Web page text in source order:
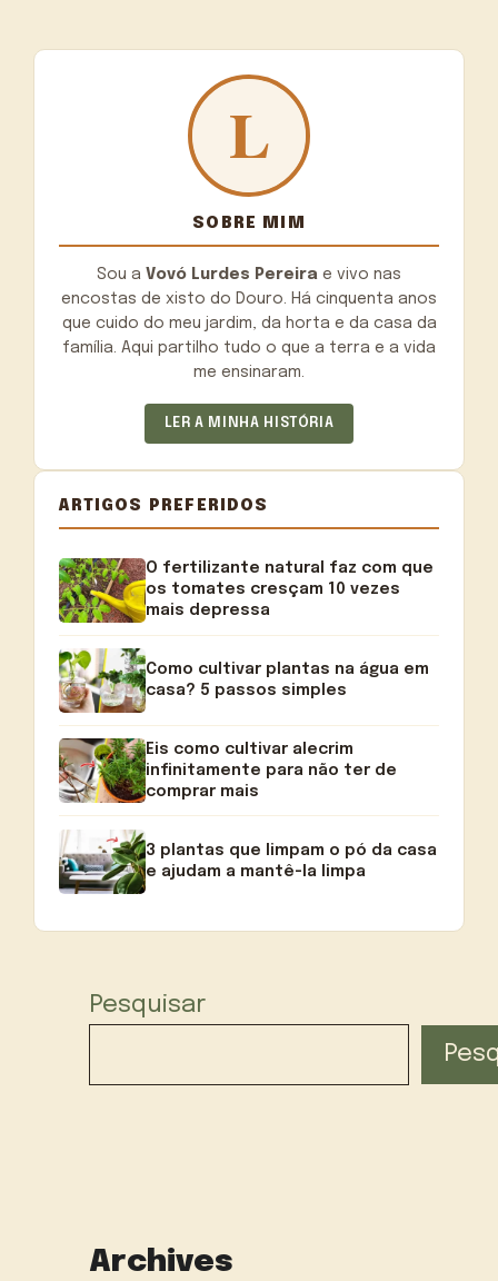
SOBRE MIM
Sou a Vovó Lurdes Pereira e vivo nas
encostas de xisto do Douro. Há cinquenta anos
que cuido do meu jardim, da horta e da casa da
família. Aqui partilho tudo o que a terra e a vida
me ensinaram.
LER A MINHA HISTÓRIA
ARTIGOS PREFERIDOS
O fertilizante natural faz com que
os tomates cresçam 10 vezes
mais depressa
Como cultivar plantas na água em
casa? 5 passos simples
Eis como cultivar alecrim
infinitamente para não ter de
comprar mais
3 plantas que limpam o pó da casa
e ajudam a mantê-la limpa
Pesquisar
Archives